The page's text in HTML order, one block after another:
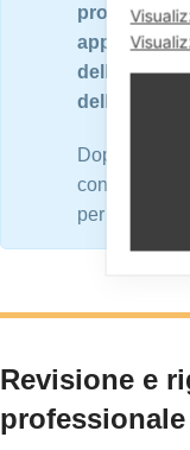
procedere
applicata
della
dell'ABS.
Dopo la
contenente
per il ritiro
Revisione e